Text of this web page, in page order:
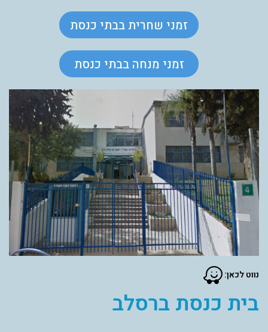
זמני שחרית בבתי כנסת
זמני מנחה בבתי כנסת
נווט לכאן:
בית כנסת ברסלב